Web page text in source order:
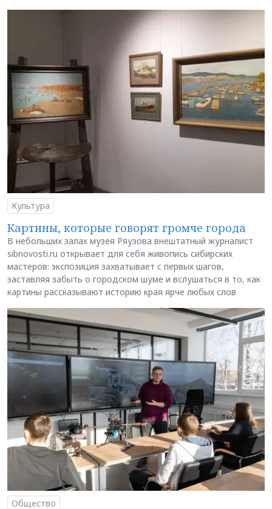
Культура
Картины, которые говорят громче города
В небольших залах музея Ряузова внештатный журналист
sibnovosti.ru открывает для себя живопись сибирских
мастеров: экспозиция захватывает с первых шагов,
заставляя забыть о городском шуме и вслушаться в то, как
картины рассказывают историю края ярче любых слов
Общество